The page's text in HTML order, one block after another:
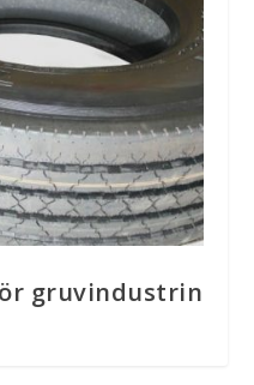
gruvindustrin